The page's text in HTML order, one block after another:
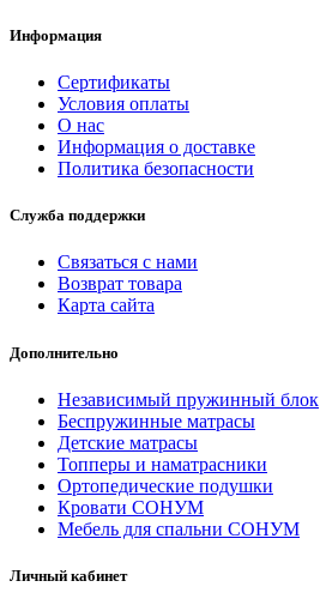
Информация
Сертификаты
Условия оплаты
О нас
Информация о доставке
Политика безопасности
Служба поддержки
Связаться с нами
Возврат товара
Карта сайта
Дополнительно
Независимый пружинный блок
Беспружинные матрасы
Детские матрасы
Топперы и наматрасники
Ортопедические подушки
Кровати СОНУМ
Мебель для спальни СОНУМ
Личный кабинет